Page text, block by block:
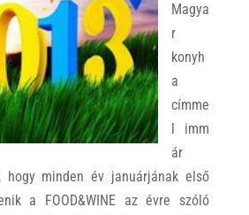
Magya
r
konyh
a
címme
l imm
ár
hogy minden év januárjának első
a FOOD&WINE az évre szóló